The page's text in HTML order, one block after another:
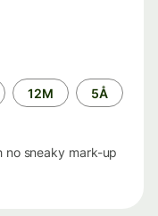
12M 5Å
no sneaky mark-up